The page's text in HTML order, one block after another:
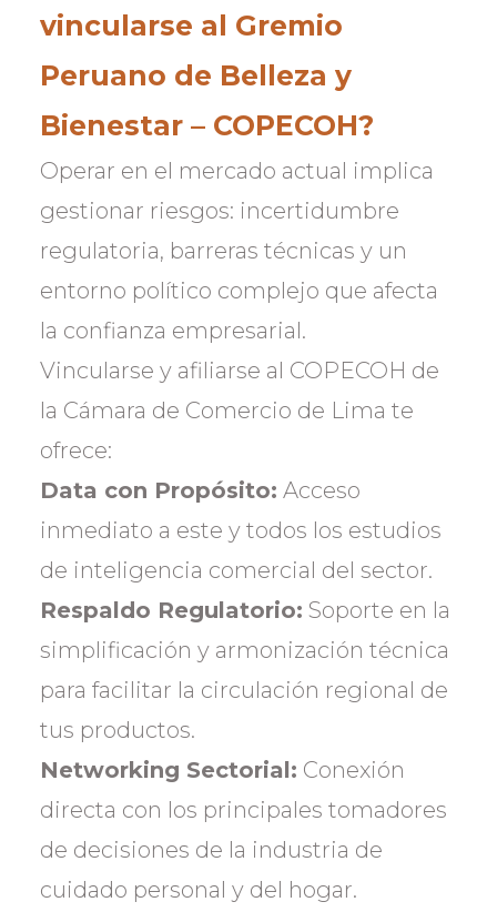
vincularse al Gremio
Peruano de Belleza y
Bienestar – COPECOH?
Operar en el mercado actual implica
gestionar riesgos: incertidumbre
regulatoria, barreras técnicas y un
entorno político complejo que afecta
la confianza empresarial.
Vincularse y afiliarse al COPECOH de
la Cámara de Comercio de Lima te
ofrece:
Data con Propósito: Acceso
inmediato a este y todos los estudios
de inteligencia comercial del sector.
Respaldo Regulatorio: Soporte en la
simplificación y armonización técnica
para facilitar la circulación regional de
tus productos.
Networking Sectorial: Conexión
directa con los principales tomadores
de decisiones de la industria de
cuidado personal y del hogar.